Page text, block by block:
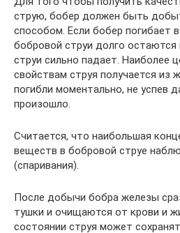
струю, бобер должен быть
способом. Если бобер погибает
бобровой струи долго остаются
струи сильно падает. Наиболее
свойствам струя получается из
погибли моментально, не успев
произошло.
Считается, что наибольшая
веществ в бобровой струе
(спаривания).
После добычи бобра железы
тушки и очищаются от крови и
состоянии струя может